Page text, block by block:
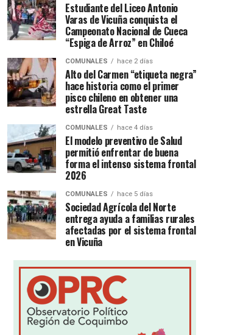
Estudiante del Liceo Antonio
Varas de Vicuña conquista el
Campeonato Nacional de Cueca
“Espiga de Arroz” en Chiloé
COMUNALES hace 2 días
Alto del Carmen “etiqueta negra”
hace historia como el primer
pisco chileno en obtener una
estrella Great Taste
COMUNALES hace 4 días
El modelo preventivo de Salud
permitió enfrentar de buena
forma el intenso sistema frontal
2026
COMUNALES hace 5 días
Sociedad Agrícola del Norte
entrega ayuda a familias rurales
afectadas por el sistema frontal
en Vicuña